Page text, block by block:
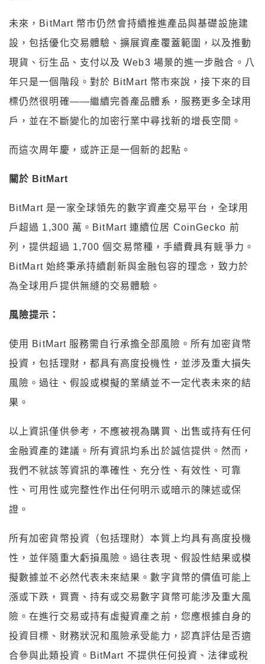
未來，BitMart 幣市仍然會持續推進產品與基礎設施建
設，包括優化交易體驗、擴展資產覆蓋範圍，以及推動
現貨、衍生品、支付以及 Web3 場景的進一步融合。八
年只是一個階段。對於 BitMart 幣市來說，接下來的目
標仍然很明確——繼續完善產品體系，服務更多全球用
戶，並在不斷變化的加密行業中尋找新的增長空間。
而這次周年慶，或許正是一個新的起點。
關於 BitMart
BitMart 是一家全球領先的數字資產交易平台，全球用
戶超過 1,300 萬。BitMart 連續位居 CoinGecko 前
列，提供超過 1,700 個交易幣種，手續費具有競爭力。
BitMart 始終秉承持續創新與金融包容的理念，致力於
為全球用戶提供無縫的交易體驗。
風險提示：
使用 BitMart 服務需自行承擔全部風險。所有加密貨幣
投資，包括理財，都具有高度投機性，並涉及重大損失
風險。過往、假設或模擬的業績並不一定代表未來的結
果。
以上資訊僅供參考，不應被視為購買、出售或持有任何
金融資產的建議。所有資訊均系出於誠信提供。然而，
我們不就該等資訊的準確性、充分性、有效性、可靠
性、可用性或完整性作出任何明示或暗示的陳述或保
證。
所有加密貨幣投資（包括理財）本質上均具有高度投機
性，並伴隨重大虧損風險。過往表現、假設性結果或模
擬數據並不必然代表未來結果。數字貨幣的價值可能上
漲或下跌，買賣、持有或交易數字貨幣可能涉及重大風
險。在進行交易或持有虛擬資產之前，您應根據自身的
投資目標、財務狀況和風險承受能力，認真評估是否適
合參與此類投資。BitMart 不提供任何投資、法律或稅